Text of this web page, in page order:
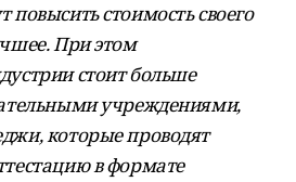
стоимость своего
При этом
стоит больше
учреждениями,
которые проводят
в формате